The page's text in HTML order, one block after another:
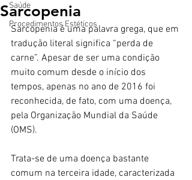
Saúde
Procedimentos Estéticos
Sarcopenia
Sarcopenia é uma palavra grega, que em
tradução literal significa “perda de
carne”. Apesar de ser uma condição
muito comum desde o início dos
tempos, apenas no ano de 2016 foi
reconhecida, de fato, com uma doença,
pela Organização Mundial da Saúde
(OMS).
Trata-se de uma doença bastante
comum na terceira idade, caracterizada